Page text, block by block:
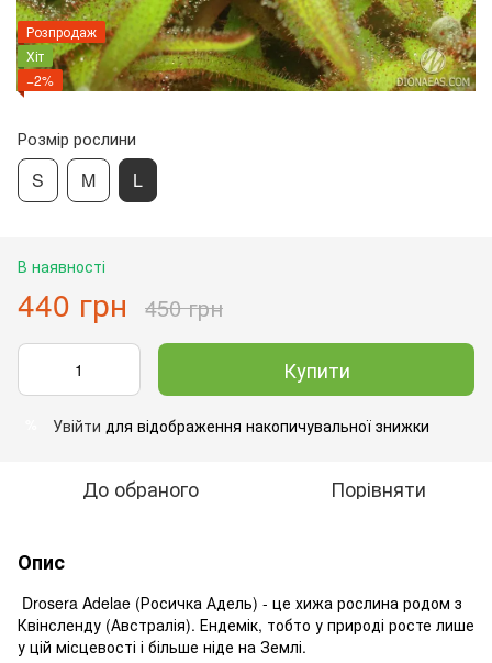
Розпродаж
Хіт
−2%
Розмір рослини
S M L
В наявності
440 грн 450 грн
Купити
Увійти для відображення накопичувальної знижки
До обраного Порівняти
Опис
Drosera Adelae (Росичка Адель) - це хижа рослина родом з
Квінсленду (Австралія). Ендемік, тобто у природі росте лише
у цій місцевості і більше ніде на Землі.